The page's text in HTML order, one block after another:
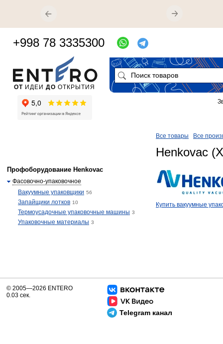
Все товары Все
Henkovac
​​​Купить вакуумные
Профоборудование Henkovac
Фасовочно-упаковочное
Вакуумные упаковщики 56
Запайщики лотков 10
Термоусадочные упаковочные машины 3
Упаковочные материалы 3
ОТ ИДЕИ ДО ОТКРЫТИЯ
+998 78 3335300
Telegram канал
© 2005—2026 ENTERO
0.03 сек.